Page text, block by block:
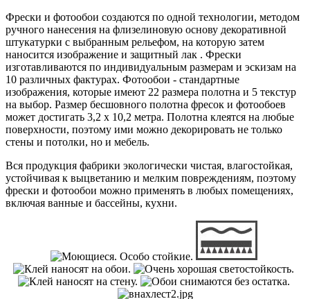
Фрески и фотообои создаются по одной технологии, методом
ручного нанесения на флизелиновую основу декоративной
штукатурки с выбранным рельефом, на которую затем
наносится изображение и защитный лак . Фрески
изготавливаются по индивидуальным размерам и эскизам на
10 различных фактурах. Фотообои - стандартные
изображения, которые имеют 22 размера полотна и 5 текстур
на выбор. Размер бесшовного полотна фресок и фотообоев
может достигать 3,2 х 10,2 метра. Полотна клеятся на любые
поверхности, поэтому ими можно декорировать не только
стены и потолки, но и мебель.
Вся продукция фабрики экологически чистая, влагостойкая,
устойчивая к выцветанию и мелким повреждениям, поэтому
фрески и фотообои можно применять в любых помещениях,
включая ванные и бассейны, кухни.